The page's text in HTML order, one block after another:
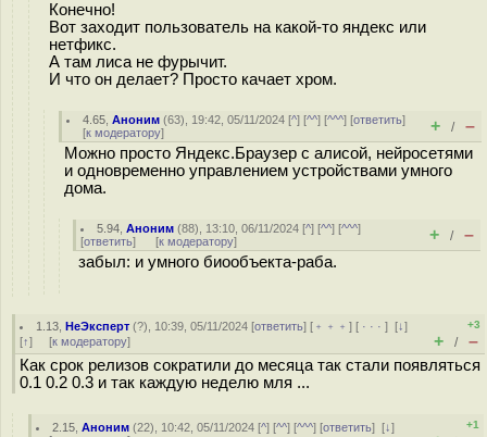
Конечно!
Вот заходит пользователь на какой-то яндекс или
нетфикс.
А там лиса не фурычит.
И что он делает? Просто качает хром.
4.65 ,Аноним (63), 19:42, 05/11/2024 [^] [^^] [^^^] [ответить]
[к модератору] + / –
Можно просто Яндекс.Браузер с алисой, нейросетями
и одновременно управлением устройствами умного
дома.
5.94 ,Аноним (88), 13:10, 06/11/2024 [^] [^^] [^^^]
[ответить] [к модератору] + / –
забыл: и умного биообъекта-раба.
1.13 ,НеЭксперт (?), 10:39, 05/11/2024 [ответить] [ ﹢﹢﹢] [ · · ·][↓]
[↑] [к модератору]
+3
+ / –
Как срок релизов сократили до месяца так стали появляться
0.1 0.2 0.3 и так каждую неделю мля ...
2.15 ,Аноним (22), 10:42, 05/11/2024 [^] [^^] [^^^] [ответить][↓]
+1